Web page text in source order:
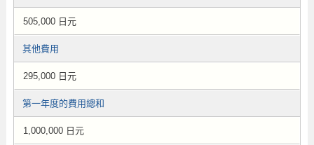
505,000 日元
其他費用
295,000 日元
第一年度的費用總和
1,000,000 日元